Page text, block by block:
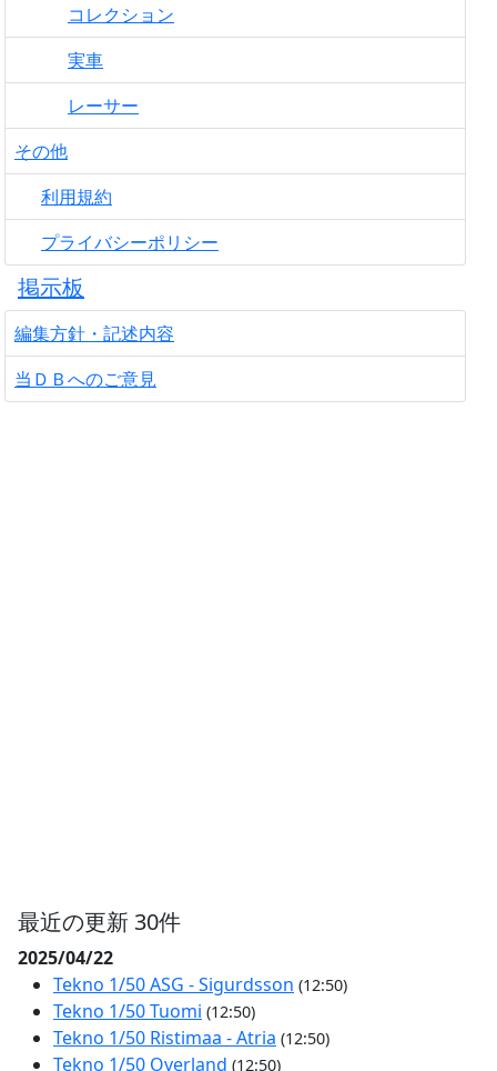
コレクション
実車
レーサー
その他
利用規約
プライバシーポリシー
掲示板
編集方針・記述内容
当ＤＢへのご意見
最近の更新 30件
2025/04/22
Tekno 1/50 ASG - Sigurdsson (12:50)
Tekno 1/50 Tuomi (12:50)
Tekno 1/50 Ristimaa - Atria (12:50)
Tekno 1/50 Overland (12:50)